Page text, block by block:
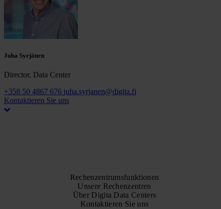
Juha Syrjänen
Director, Data Center
+358 50 4867 676 juha.syrjanen@digita.fi
Kontaktieren Sie uns
Rechenzentrumsfunktionen
Unsere Rechenzentren
Über Digita Data Centers
Kontaktieren Sie uns